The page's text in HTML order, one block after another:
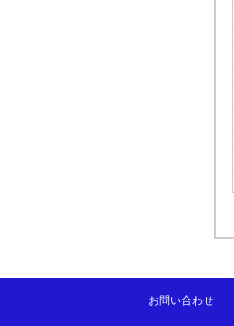
お問い合わせ